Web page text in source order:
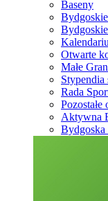
Baseny
Otwarte
Małe
Stypendia
Rada
Aktywna